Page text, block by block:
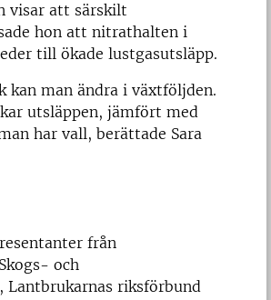
visar att särskilt
hon att nitrathalten i
till ökade lustgasutsläpp.
man ändra i växtföljden.
utsläppen, jämfört med
har vall, berättade Sara
från
och
Lantbrukarnas riksförbund